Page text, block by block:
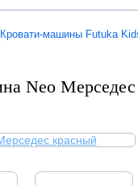
Кровати-машины Futuka
Neo